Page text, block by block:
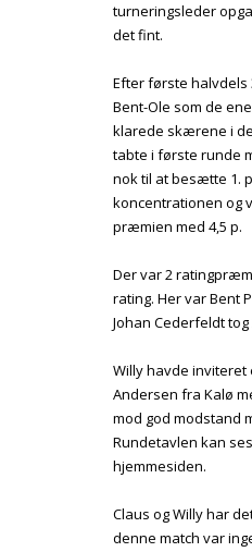
turneringsleder
det fint.
Efter første halvdels
Bent-Ole som de
klarede skærene i
tabte i første runde
nok til at besætte 1.
koncentrationen og
præmien med 4,5 p.
Der var 2
rating. Her var Bent
Johan Cederfeldt
Willy havde inviteret
Andersen fra Kalø
mod god modstand
Rundetavlen kan
hjemmesiden.
Claus og Willy har
denne match var